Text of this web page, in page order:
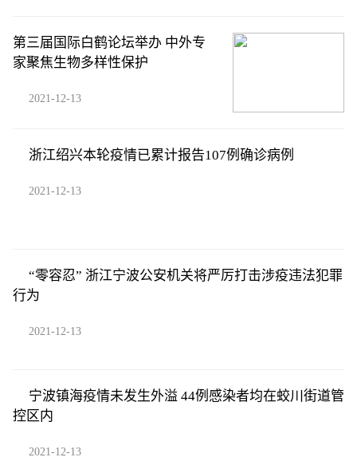
第三届国际白鹤论坛举办 中外专
家聚焦生物多样性保护
2021-12-13
浙江绍兴本轮疫情已累计报告107例确诊病例
2021-12-13
“零容忍” 浙江宁波公安机关将严厉打击涉疫违法犯罪
行为
2021-12-13
宁波镇海疫情未发生外溢 44例感染者均在蛟川街道管
控区内
2021-12-13